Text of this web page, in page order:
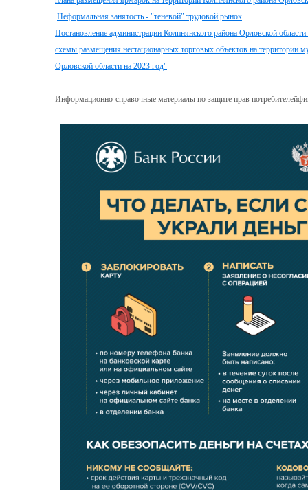
Неформальная занятость - "теневой" трудовой рынок
Постановление администрации Колпнянского района Орловской
схемы размещения нестационарных торговых объектов на территории
Орловской области на 2023 год"
Информационно-справочные материалы по защите прав